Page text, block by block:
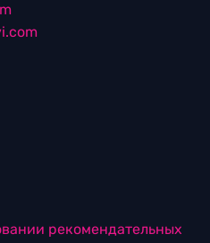
рекомендательных